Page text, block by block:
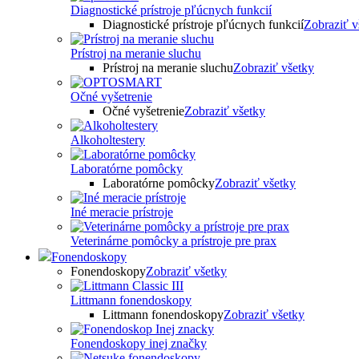
Diagnostické prístroje pľúcnych funkcií
Diagnostické prístroje pľúcnych funkciíZobraziť
Prístroj na meranie sluchu
Prístroj na meranie sluchuZobraziť všetky
Očné vyšetrenie
Očné vyšetrenieZobraziť všetky
Alkoholtestery
Laboratórne pomôcky
Laboratórne pomôckyZobraziť všetky
Iné meracie prístroje
Veterinárne pomôcky a prístroje pre prax
Fonendoskopy
FonendoskopyZobraziť všetky
Littmann fonendoskopy
Littmann fonendoskopyZobraziť všetky
Fonendoskopy inej značky